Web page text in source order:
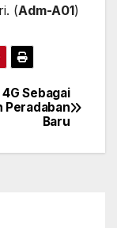
(Adm-A01)
Sebagai
Peradaban
Baru